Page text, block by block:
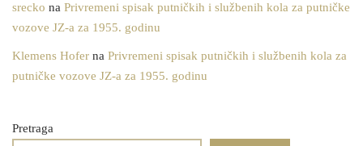
srecko na Privremeni spisak putničkih i službenih kola za putničke
vozove JZ-a za 1955. godinu
Klemens Hofer na Privremeni spisak putničkih i službenih kola za
putničke vozove JZ-a za 1955. godinu
Pretraga